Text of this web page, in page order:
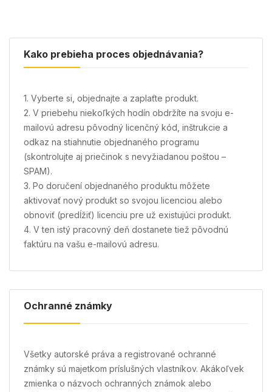
Kako prebieha proces objednávania?
1. Vyberte si, objednajte a zaplaťte produkt.
2. V priebehu niekoľkých hodín obdržíte na svoju e-
mailovú adresu pôvodný licenčný kód, inštrukcie a
odkaz na stiahnutie objednaného programu
(skontrolujte aj priečinok s nevyžiadanou poštou –
SPAM).
3. Po doručení objednaného produktu môžete
aktivovať nový produkt so svojou licenciou alebo
obnoviť (predĺžiť) licenciu pre už existujúci produkt.
4. V ten istý pracovný deň dostanete tiež pôvodnú
faktúru na vašu e-mailovú adresu.
Ochranné známky
Všetky autorské práva a registrované ochranné
známky sú majetkom príslušných vlastníkov. Akákoľvek
zmienka o názvoch ochranných známok alebo